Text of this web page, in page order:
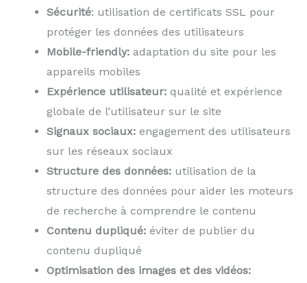
Sécurité: utilisation de certificats SSL pour
protéger les données des utilisateurs
Mobile-friendly: adaptation du site pour les
appareils mobiles
Expérience utilisateur: qualité et expérience
globale de l’utilisateur sur le site
Signaux sociaux: engagement des utilisateurs
sur les réseaux sociaux
Structure des données: utilisation de la
structure des données pour aider les moteurs
de recherche à comprendre le contenu
Contenu dupliqué: éviter de publier du
contenu dupliqué
Optimisation des images et des vidéos: